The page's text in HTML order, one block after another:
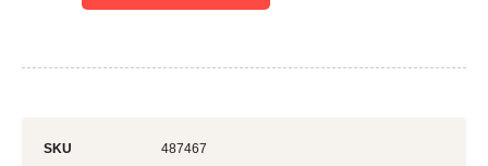
SKU
487467